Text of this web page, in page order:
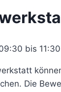
bis 11:30
Die